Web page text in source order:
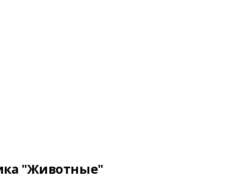
"Животные"